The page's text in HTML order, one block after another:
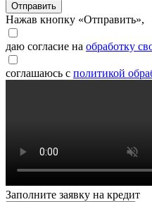
Отправить
Нажав кнопку «Отправить»,
даю согласие на обработку
соглашаюсь с политикой
Заполните заявку на кредит